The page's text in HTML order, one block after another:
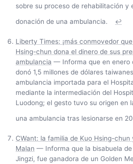
sobre su proceso de rehabilitación y
donación de una ambulancia.
↩
Liberty Times: ¡más conmovedor
Hsing-chun dona el dinero de sus
ambulancia — Informa que en enero
donó 1,5 millones de dólares
ambulancia importada para el
mediante la intermediación del
Luodong; el gesto tuvo su origen en
una ambulancia tras lesionarse en
CWant: la familia de Kuo Hsing-
Malan — Informa que la bisabuela
Jingzi, fue ganadora de un Golden